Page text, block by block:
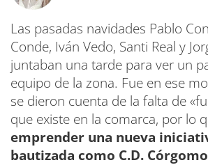
Las pasadas navidades Pablo
Conde, Iván Vedo, Santi Real y
juntaban una tarde para ver un
equipo de la zona. Fue en ese
se dieron cuenta de la falta de
que existe en la comarca, por lo
emprender una nueva
bautizada como C.D.